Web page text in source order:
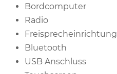
Bordcomputer
Radio
Freisprecheinrichtung
Bluetooth
USB Anschluss